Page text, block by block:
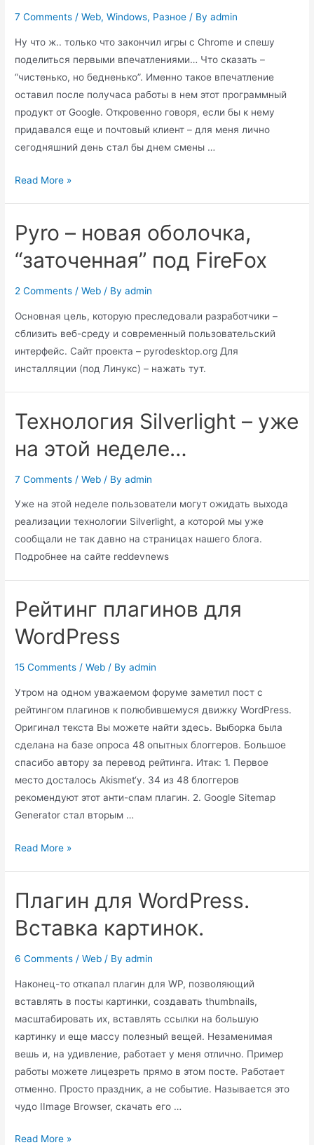
7 Comments /Web,Windows, Разное / Byadmin
Ну что ж.. только что закончил игры с Chrome и спешу
поделиться первыми впечатлениями… Что сказать –
“чистенько, но бедненько”. Именно такое впечатление
оставил после получаса работы в нем этот программный
продукт от Google. Откровенно говоря, если бы к нему
придавался еще и почтовый клиент – для меня лично
сегодняшний день стал бы днем смены …
Браузер
первые
Read More »
Pyro – новая оболочка,
“заточенная” под FireFox
2 Comments /Web / Byadmin
Основная цель, которую преследовали разработчики –
сблизить веб-среду и современный пользовательский
интерфейс. Сайт проекта – pyrodesktop.org Для
инсталляции (под Линукс) – нажать тут.
Технология Silverlight – уже
на этой неделе…
7 Comments /Web / Byadmin
Уже на этой неделе пользователи могут ожидать выхода
реализации технологии Silverlight, а которой мы уже
сообщали не так давно на страницах нашего блога.
Подробнее на сайте reddevnews
Рейтинг плагинов для
WordPress
15 Comments /Web / Byadmin
Утром на одном уважаемом форуме заметил пост с
рейтингом плагинов к полюбившемуся движку WordPress.
Оригинал текста Вы можете найти здесь. Выборка была
сделана на базе опроса 48 опытных блоггеров. Большое
спасибо автору за перевод рейтинга. Итак: 1. Первое
место досталось Akismet‘у. 34 из 48 блоггеров
рекомендуют этот анти-спам плагин. 2. Google Sitemap
Generator стал вторым …
Рейтинг
WordPress
Read More »
Плагин для WordPress.
Вставка картинок.
6 Comments /Web / Byadmin
Наконец-то откапал плагин для WP, позволяющий
вставлять в посты картинки, создавать thumbnails,
масштабировать их, вставлять ссылки на большую
картинку и еще массу полезный вещей. Незаменимая
вешь и, на удивление, работает у меня отлично. Пример
работы можете лицезреть прямо в этом посте. Работает
отменно. Просто праздник, а не событие. Называется это
чудо IImage Browser, скачать его …
Плагин
Read More »